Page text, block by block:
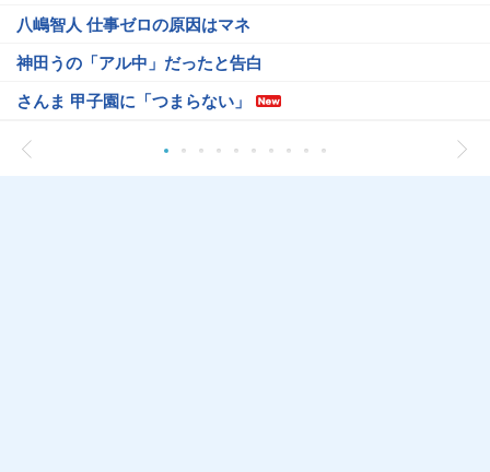
八嶋智人 仕事ゼロの原因はマネ
神田うの「アル中」だったと告白
さんま 甲子園に「つまらない」